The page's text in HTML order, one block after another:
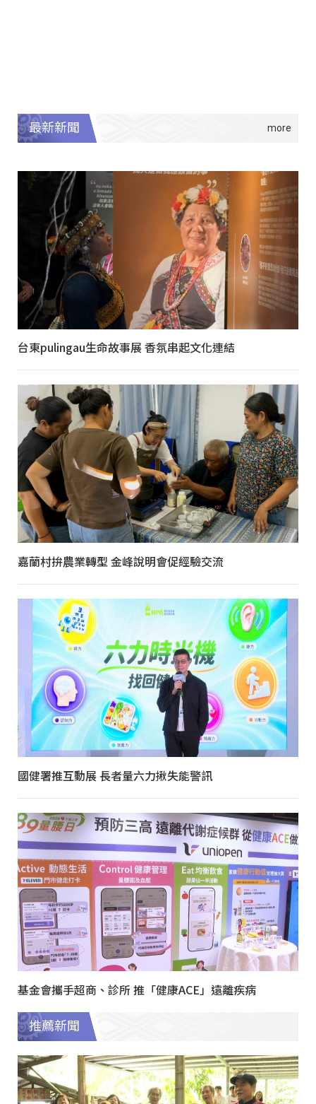
最新新聞
台東pulingau生命故事展 香氛串起文化連結
嘉蘭村拚農業轉型 金峰說明會促經驗交流
國健署推互動展 長者量六力揪失能警訊
基金會攜手超商、診所 推「健康ACE」遠離疾病
推薦新聞